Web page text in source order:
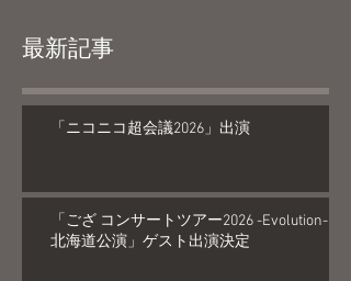
最新記事
「ニコニコ超会議2026」出演
「ござ コンサートツアー2026 -Evolution-
北海道公演」ゲスト出演決定